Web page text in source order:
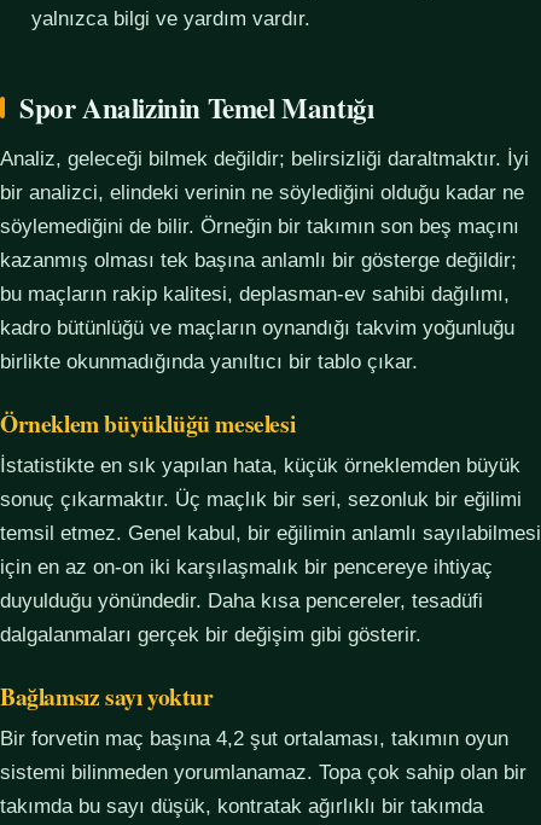
yalnızca bilgi ve yardım vardır.
Spor Analizinin Temel Mantığı
Analiz, geleceği bilmek değildir; belirsizliği daraltmaktır. İyi
bir analizci, elindeki verinin ne söylediğini olduğu kadar ne
söylemediğini de bilir. Örneğin bir takımın son beş maçını
kazanmış olması tek başına anlamlı bir gösterge değildir;
bu maçların rakip kalitesi, deplasman-ev sahibi dağılımı,
kadro bütünlüğü ve maçların oynandığı takvim yoğunluğu
birlikte okunmadığında yanıltıcı bir tablo çıkar.
Örneklem büyüklüğü meselesi
İstatistikte en sık yapılan hata, küçük örneklemden büyük
sonuç çıkarmaktır. Üç maçlık bir seri, sezonluk bir eğilimi
temsil etmez. Genel kabul, bir eğilimin anlamlı sayılabilmesi
için en az on-on iki karşılaşmalık bir pencereye ihtiyaç
duyulduğu yönündedir. Daha kısa pencereler, tesadüfi
dalgalanmaları gerçek bir değişim gibi gösterir.
Bağlamsız sayı yoktur
Bir forvetin maç başına 4,2 şut ortalaması, takımın oyun
sistemi bilinmeden yorumlanamaz. Topa çok sahip olan bir
takımda bu sayı düşük, kontratak ağırlıklı bir takımda